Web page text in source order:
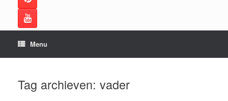
Menu
Tag archieven: vader